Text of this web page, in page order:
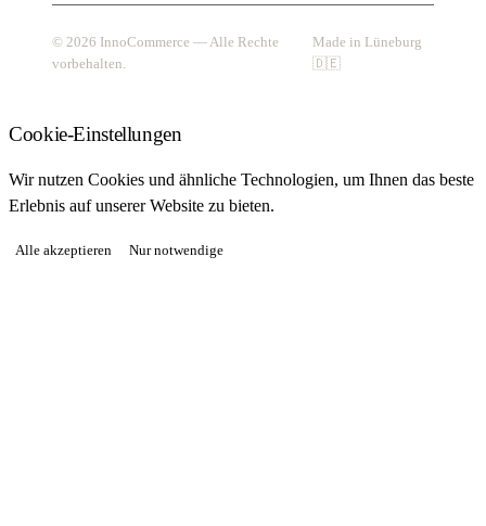
© 2026 InnoCommerce — Alle Rechte
vorbehalten.
Made in Lüneburg
🇩🇪
Cookie-Einstellungen
Wir nutzen Cookies und ähnliche Technologien, um Ihnen das beste
Erlebnis auf unserer Website zu bieten.
Alle akzeptieren Nur notwendige